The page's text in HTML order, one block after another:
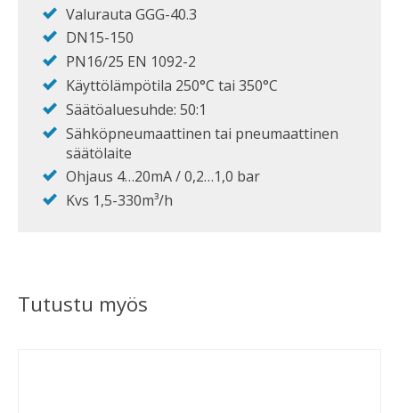
Valurauta GGG-40.3
DN15-150
PN16/25 EN 1092-2
Käyttölämpötila 250°C tai 350°C
Säätöaluesuhde: 50:1
Sähköpneumaattinen tai pneumaattinen
säätölaite
Ohjaus 4…20mA / 0,2…1,0 bar
Kvs 1,5-330m³/h
Tutustu myös